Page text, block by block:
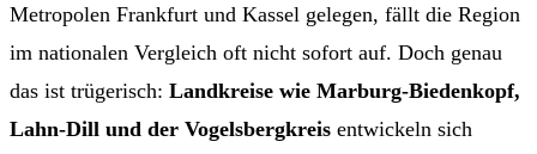
Metropolen Frankfurt und Kassel gelegen, fällt die Region
im nationalen Vergleich oft nicht sofort auf. Doch genau
das ist trügerisch: Landkreise wie Marburg-Biedenkopf,
Lahn-Dill und der Vogelsbergkreis entwickeln sich